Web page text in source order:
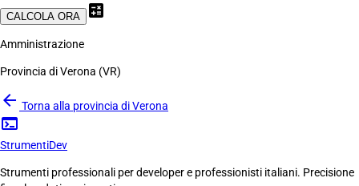
CALCOLA ORA calculate
Amministrazione
Provincia di Verona (VR)
arrow_back Torna alla provincia di Verona
terminal
StrumentiDev
Strumenti professionali per developer e professionisti italiani. Precisione